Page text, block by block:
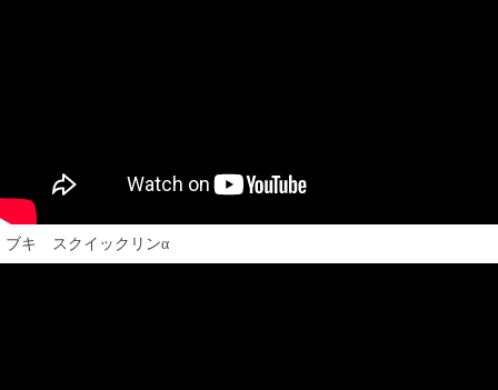
ブキ スクイックリンα